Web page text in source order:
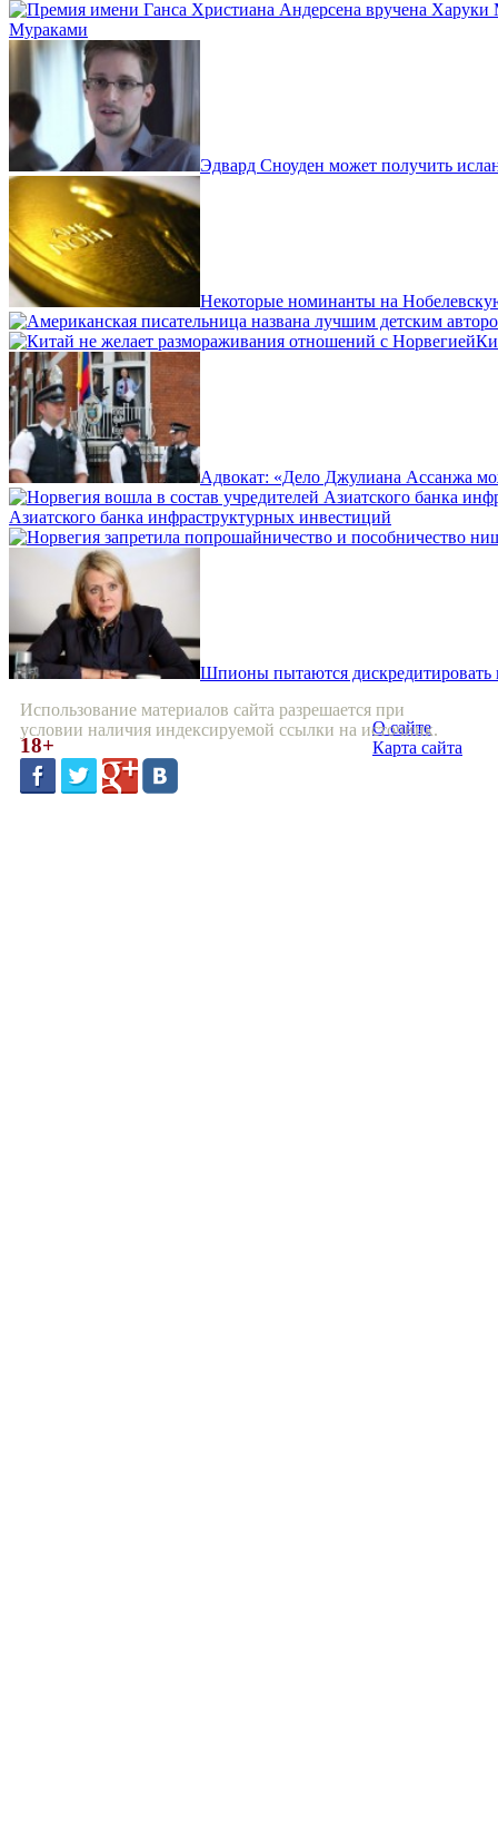
Мураками
Эдвард Сноуден может получить
Некоторые номинанты на
Адвокат: «Дело Джулиана Ассанжа
Азиатского банка инфраструктурных инвестиций
Шпионы пытаются дискредитировать
Использование материалов сайта разрешается при
условии наличия индексируемой ссылки на источник.
18+
О сайте
Карта сайта